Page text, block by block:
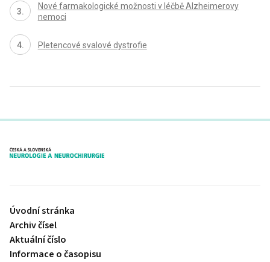
Nové farmakologické možnosti v léčbě Alzheimerovy
nemoci
Pletencové svalové dystrofie
proLékaře.cz
Úvodní stránka
Archiv čísel
Aktuální číslo
Informace o časopisu